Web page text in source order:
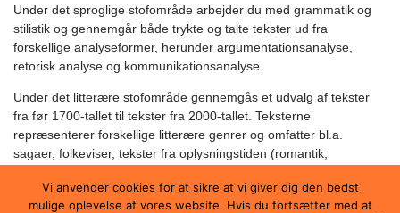
Under det sproglige stofområde arbejder du med grammatik og
stilistik og gennemgår både trykte og talte tekster ud fra
forskellige analyseformer, herunder argumentationsanalyse,
retorisk analyse og kommunikationsanalyse.
Under det litterære stofområde gennemgås et udvalg af tekster
fra før 1700-tallet til tekster fra 2000-tallet. Teksterne
repræsenterer forskellige litterære genrer og omfatter bl.a.
sagaer, folkeviser, tekster fra oplysningstiden (romantik,
modernistiske tekster) samt tekster fra 2000-tallet.
Vi anvender cookies for at sikre at vi giver dig den bedst
mulige oplevelse af vores website. Hvis du fortsætter med at